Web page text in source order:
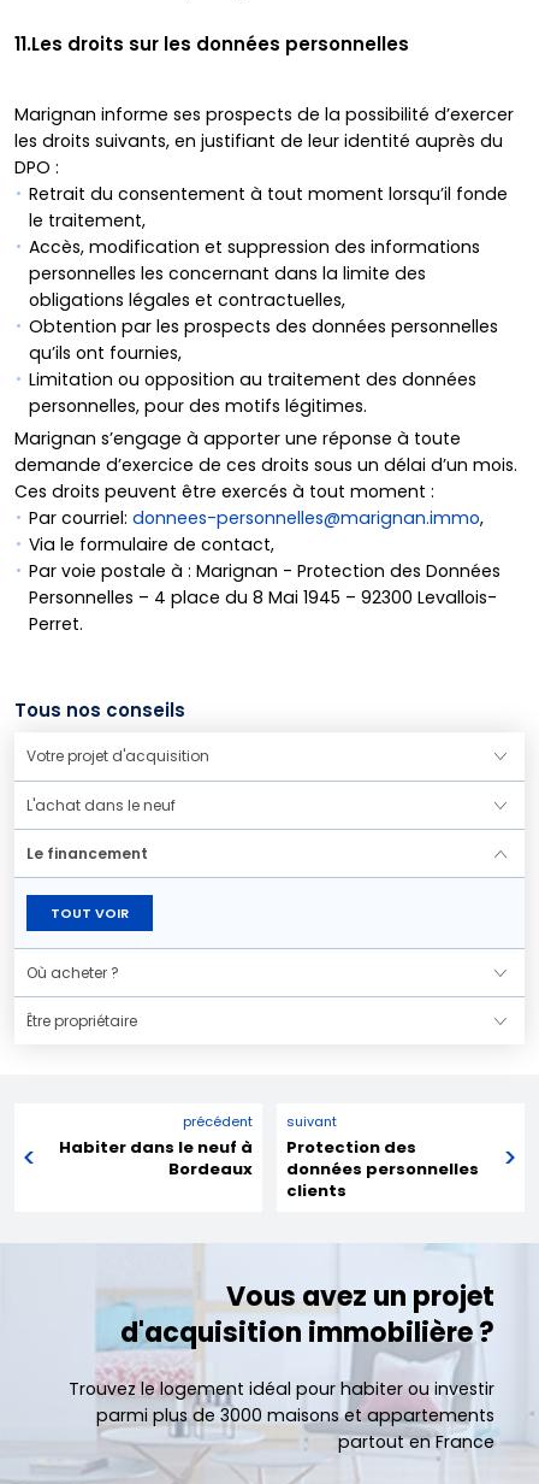
11.Les droits sur les données personnelles
Marignan informe ses prospects de la possibilité d’exercer
les droits suivants, en justifiant de leur identité auprès du
DPO :
Retrait du consentement à tout moment lorsqu’il fonde
le traitement,
Accès, modification et suppression des informations
personnelles les concernant dans la limite des
obligations légales et contractuelles,
Obtention par les prospects des données personnelles
qu’ils ont fournies,
Limitation ou opposition au traitement des données
personnelles, pour des motifs légitimes.
Marignan s’engage à apporter une réponse à toute
demande d’exercice de ces droits sous un délai d’un mois.
Ces droits peuvent être exercés à tout moment :
Par courriel: donnees-personnelles@marignan.immo,
Via le formulaire de contact,
Par voie postale à : Marignan - Protection des Données
Personnelles – 4 place du 8 Mai 1945 – 92300 Levallois-
Perret.
Tous nos conseils
Votre projet d'acquisition
L'achat dans le neuf
Le financement
TOUT VOIR
Où acheter ?
Être propriétaire
précédent
Habiter dans le neuf à
Bordeaux
suivant
Protection des
données personnelles
clients
Vous avez un projet
d'acquisition immobilière ?
Trouvez le logement idéal pour habiter ou investir
parmi plus de 3000 maisons et appartements
partout en France